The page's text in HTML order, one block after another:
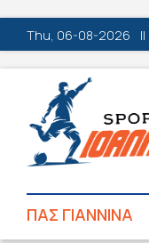
Thu, 06-08-2026 ||
ΠΑΣ ΓΙΑΝΝΙΝΑ